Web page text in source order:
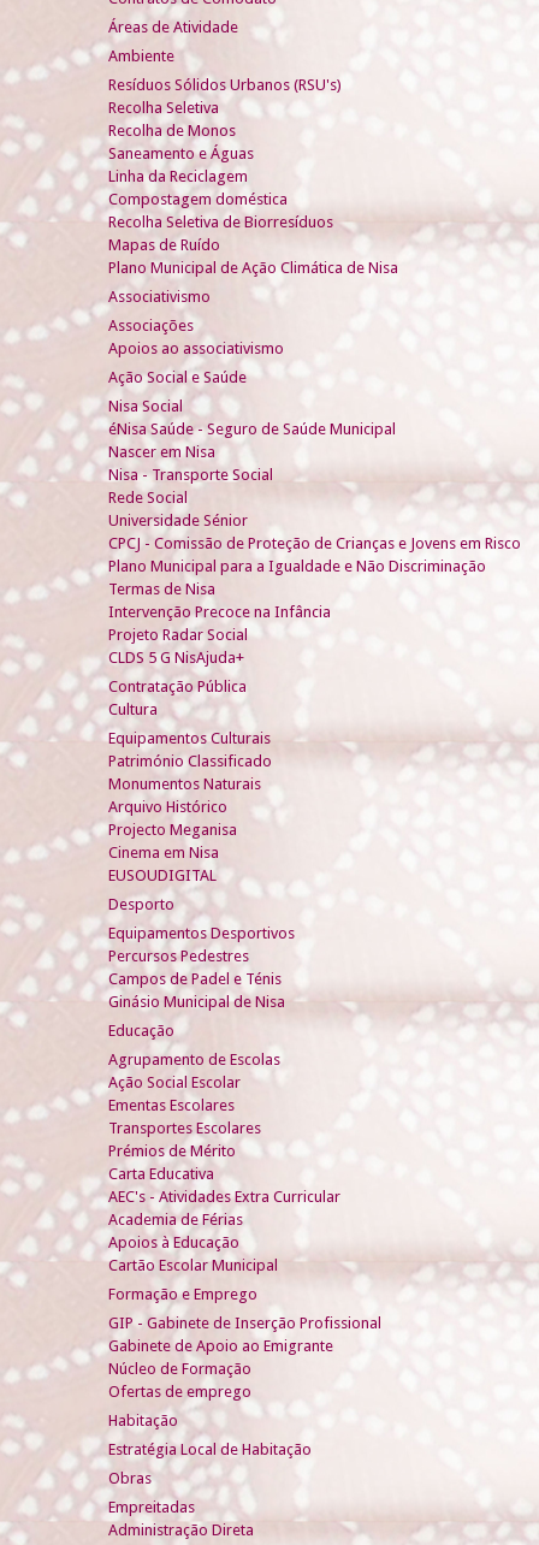
Áreas de Atividade
Ambiente
Resíduos Sólidos Urbanos (RSU's)
Recolha Seletiva
Recolha de Monos
Saneamento e Águas
Linha da Reciclagem
Compostagem doméstica
Recolha Seletiva de Biorresíduos
Mapas de Ruído
Plano Municipal de Ação Climática de Nisa
Associativismo
Associações
Apoios ao associativismo
Ação Social e Saúde
Nisa Social
éNisa Saúde - Seguro de Saúde Municipal
Nascer em Nisa
Nisa - Transporte Social
Rede Social
Universidade Sénior
CPCJ - Comissão de Proteção de Crianças e Jovens em Risco
Plano Municipal para a Igualdade e Não Discriminação
Termas de Nisa
Intervenção Precoce na Infância
Projeto Radar Social
CLDS 5 G NisAjuda+
Contratação Pública
Cultura
Equipamentos Culturais
Património Classificado
Monumentos Naturais
Arquivo Histórico
Projecto Meganisa
Cinema em Nisa
EUSOUDIGITAL
Desporto
Equipamentos Desportivos
Percursos Pedestres
Campos de Padel e Ténis
Ginásio Municipal de Nisa
Educação
Agrupamento de Escolas
Ação Social Escolar
Ementas Escolares
Transportes Escolares
Prémios de Mérito
Carta Educativa
AEC's - Atividades Extra Curricular
Academia de Férias
Apoios à Educação
Cartão Escolar Municipal
Formação e Emprego
GIP - Gabinete de Inserção Profissional
Gabinete de Apoio ao Emigrante
Núcleo de Formação
Ofertas de emprego
Habitação
Estratégia Local de Habitação
Obras
Empreitadas
Administração Direta